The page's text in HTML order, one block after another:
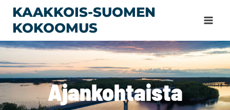
Siirry
sisältöön
KAAKKOIS-SUOMEN
KOKOOMUS
Ajankohtaista